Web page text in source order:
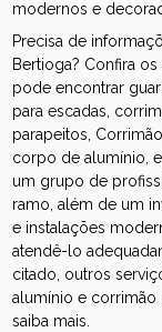
modernos e
Precisa de
Bertioga? Confira
pode encontrar
para escadas,
parapeitos,
corpo de alumínio,
um grupo de
ramo, além de um
e instalações
atendê-lo
citado, outros
alumínio e corrimão
saiba mais.